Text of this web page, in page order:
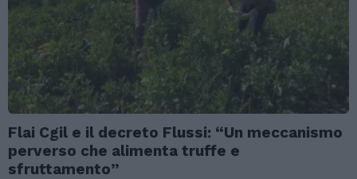
Flai Cgil e il decreto Flussi: “Un meccanismo
perverso che alimenta truffe e
sfruttamento”